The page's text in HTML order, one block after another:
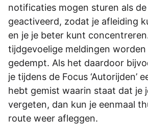
notificaties mogen sturen als de
geactiveerd, zodat je afleiding
en je je beter kunt
tijdgevoelige meldingen worden
gedempt. Als het daardoor
je tijdens de Focus ‘Autorijden’
hebt gemist waarin staat dat je
vergeten, dan kun je eenmaal
route weer afleggen.